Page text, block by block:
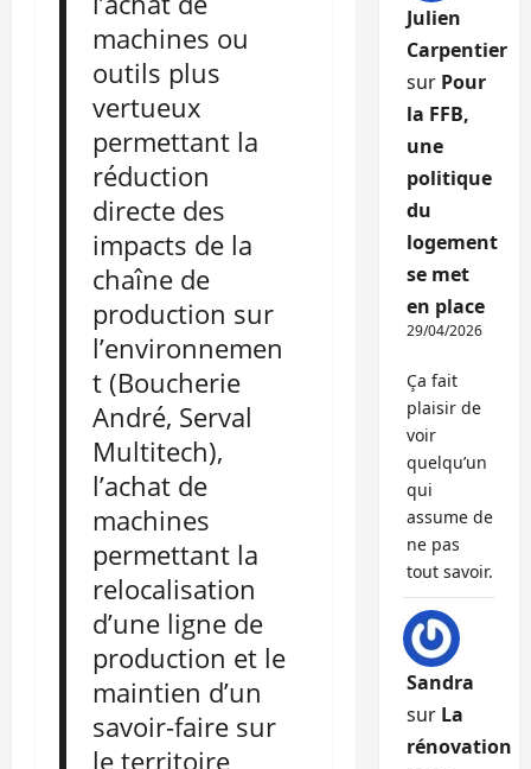
machines ou
outils plus
vertueux
permettant la
réduction
directe des
impacts de la
chaîne de
production sur
l’environnemen
t (Boucherie
André, Serval
Multitech),
l’achat de
machines
permettant la
relocalisation
d’une ligne de
production et le
maintien d’un
savoir-faire sur
le territoire
Julien
Carpentier
sur Pour
la FFB,
une
politique
du
logement
se met
en place
29/04/2026
Ça fait
plaisir de
voir
quelqu’un
qui
assume de
ne pas
tout savoir.
Sandra
sur La
rénovation